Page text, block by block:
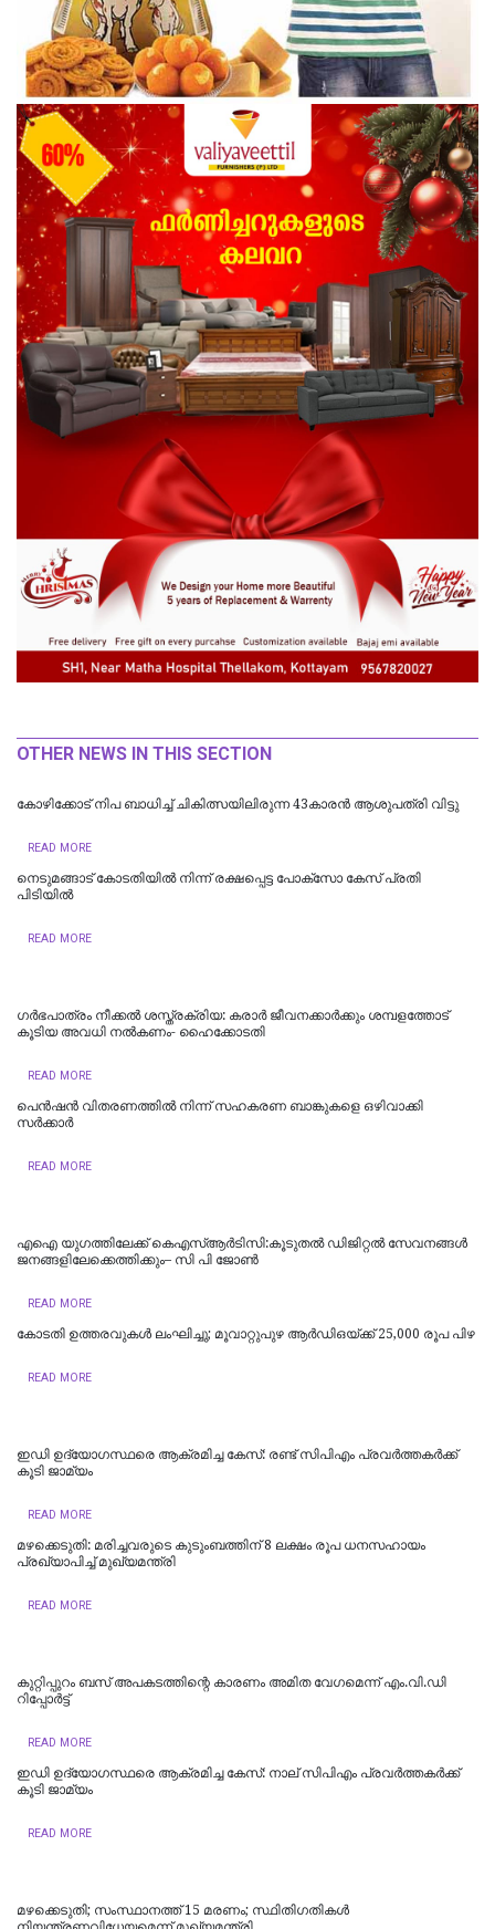
OTHER NEWS IN THIS SECTION
കോഴിക്കോട് നിപ ബാധിച്ച് ചികിത്സയിലിരുന്ന 43കാരന്‍ ആശുപത്രി വിട്ടു
READ MORE
നെടുമങ്ങാട് കോടതിയില്‍ നിന്ന് രക്ഷപ്പെട്ട പോക്‌സോ കേസ് പ്രതി
പിടിയില്‍
READ MORE
ഗർഭപാത്രം നീക്കൽ ശസ്ത്രക്രിയ: കരാർ ജീവനക്കാർക്കും ശമ്പളത്തോട്
കൂടിയ അവധി നൽകണം- ഹൈക്കോടതി
READ MORE
പെൻഷൻ വിതരണത്തിൽ നിന്ന് സഹകരണ ബാങ്കുകളെ ഒഴിവാക്കി
സർക്കാർ
READ MORE
എഐ യുഗത്തിലേക്ക് കെഎസ്ആർടിസി:കൂടുതൽ ഡിജിറ്റൽ സേവനങ്ങൾ
ജനങ്ങളിലേക്കെത്തിക്കും– സി പി ജോൺ
READ MORE
കോടതി ഉത്തരവുകൾ ലംഘിച്ചു; മൂവാറ്റുപുഴ ആർഡിഒയ്ക്ക് 25,000 രൂപ പിഴ
READ MORE
ഇഡി ഉദ്യോഗസ്ഥരെ ആക്രമിച്ച കേസ്: രണ്ട് സിപിഎം പ്രവർത്തകർക്ക്
കൂടി ജാമ്യം
READ MORE
മഴക്കെടുതി: മരിച്ചവരുടെ കുടുംബത്തിന് 8 ലക്ഷം രൂപ ധനസഹായം
പ്രഖ്യാപിച്ച് മുഖ്യമന്ത്രി
READ MORE
കുറ്റിപ്പുറം ബസ് അപകടത്തിന്റെ കാരണം അമിത വേഗമെന്ന് എം.വി.ഡി
റിപ്പോര്‍ട്ട്
READ MORE
ഇഡി ഉദ്യോഗസ്ഥരെ ആക്രമിച്ച കേസ്: നാല് സിപിഎം പ്രവർത്തകർക്ക്
കൂടി ജാമ്യം
READ MORE
മഴക്കെടുതി; സംസ്ഥാനത്ത് 15 മരണം; സ്ഥിതിഗതികൾ